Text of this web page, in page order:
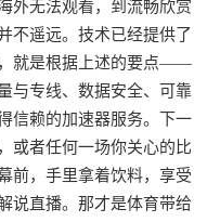
外无法观看，到流畅欣赏
不遥远。技术已经提供了
就是根据上述的要点——
与专线、数据安全、可靠
赖的加速器服务。下一
或者任何一场你关心的比
前，手里拿着饮料，享受
说直播。那才是体育带给